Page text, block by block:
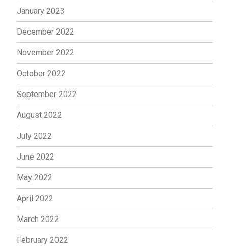
January 2023
December 2022
November 2022
October 2022
September 2022
August 2022
July 2022
June 2022
May 2022
April 2022
March 2022
February 2022